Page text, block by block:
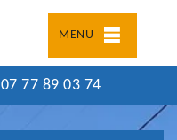
MENU
07 77 89 03 74